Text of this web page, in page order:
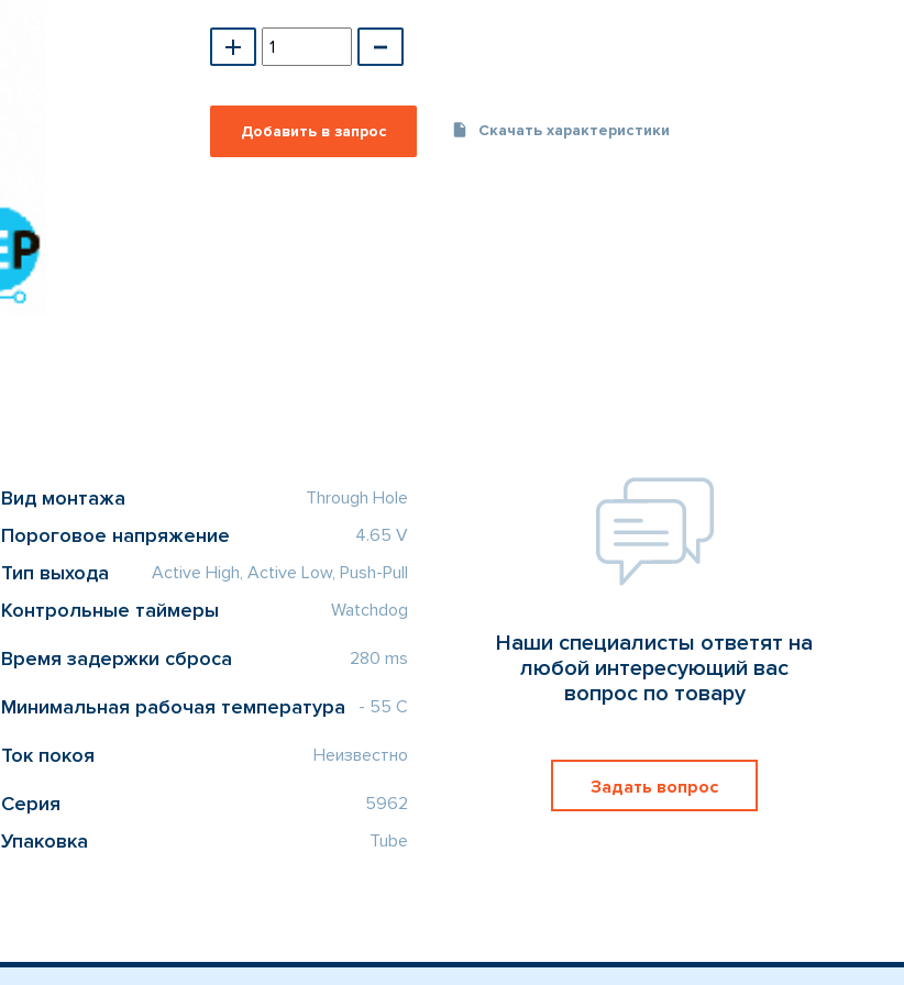
Скачать характеристики
Вид монтажа Through Hole
Пороговое напряжение 4.65 V
Тип выхода Active High, Active Low, Push-Pull
Контрольные таймеры Watchdog
Время задержки сброса 280 ms
Минимальная рабочая температура - 55 C
Ток покоя Неизвестно
Серия 5962
Упаковка Tube
Наши специалисты ответят на
любой интересующий вас
вопрос по товару
Задать вопрос